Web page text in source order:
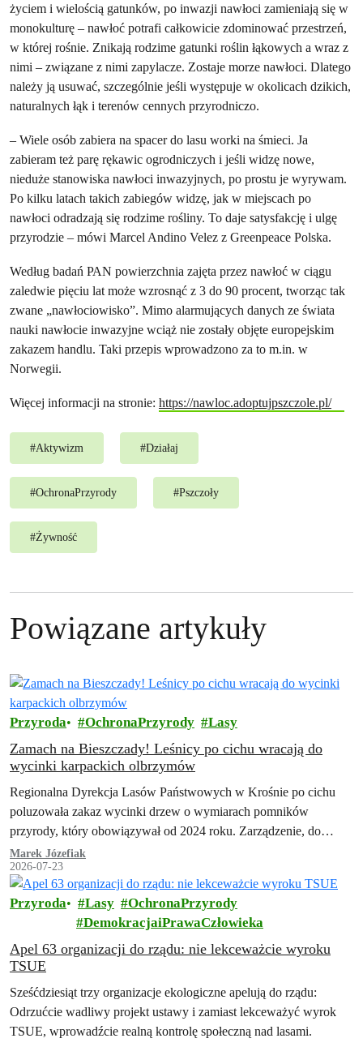
życiem i wielością gatunków, po inwazji nawłoci zamieniają się w
monokulturę – nawłoć potrafi całkowicie zdominować przestrzeń,
w której rośnie. Znikają rodzime gatunki roślin łąkowych a wraz z
nimi – związane z nimi zapylacze. Zostaje morze nawłoci. Dlatego
należy ją usuwać, szczególnie jeśli występuje w okolicach dzikich,
naturalnych łąk i terenów cennych przyrodniczo.
– Wiele osób zabiera na spacer do lasu worki na śmieci. Ja
zabieram też parę rękawic ogrodniczych i jeśli widzę nowe,
nieduże stanowiska nawłoci inwazyjnych, po prostu je wyrywam.
Po kilku latach takich zabiegów widzę, jak w miejscach po
nawłoci odradzają się rodzime rośliny. To daje satysfakcję i ulgę
przyrodzie – mówi Marcel Andino Velez z Greenpeace Polska.
Według badań PAN powierzchnia zajęta przez nawłoć w ciągu
zaledwie pięciu lat może wzrosnąć z 3 do 90 procent, tworząc tak
zwane „nawłociowisko”. Mimo alarmujących danych ze świata
nauki nawłocie inwazyjne wciąż nie zostały objęte europejskim
zakazem handlu. Taki przepis wprowadzono za to m.in. w
Norwegii.
Więcej informacji na stronie: https://nawloc.adoptujpszczole.pl/
#Aktywizm #Działaj
#OchronaPrzyrody #Pszczoły
#Żywność
Powiązane artykuły
Przyroda OchronaPrzyrody Lasy
Zamach na Bieszczady! Leśnicy po cichu wracają do
wycinki karpackich olbrzymów
Regionalna Dyrekcja Lasów Państwowych w Krośnie po cichu
poluzowała zakaz wycinki drzew o wymiarach pomników
przyrody, który obowiązywał od 2024 roku. Zarządzenie, do
którego dotarła Inicjatywa Dzikie Karpaty, przewiduje szeroki…
Marek Józefiak
2026-07-23
Przyroda Lasy
OchronaPrzyrody
DemokracjaiPrawaCzłowieka
Apel 63 organizacji do rządu: nie lekceważcie wyroku
TSUE
Sześćdziesiąt trzy organizacje ekologiczne apelują do rządu:
Odrzućcie wadliwy projekt ustawy i zamiast lekceważyć wyrok
TSUE, wprowadźcie realną kontrolę społeczną nad lasami.